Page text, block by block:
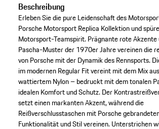
Beschreibung
Erleben Sie die pure Leidenschaft des
Porsche Motorsport Replica Kollektion und
Motorsport-Teamspirit. Prägnante rote Akzente
Pascha-Muster der 1970er Jahre vereinen die
von Porsche mit der Dynamik des Rennsports.
im modernen Regular Fit vereint mit dem Mix
wattiertem Nylon – bedruckt mit dem tonalen
idealen Komfort und Schutz. Der
setzt einen markanten Akzent, während die
Reißverschlusstaschen mit Porsche
Funktionalität und Stil vereinen. Unterstrichen